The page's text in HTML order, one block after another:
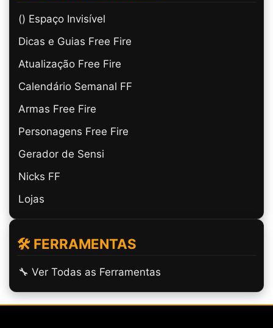
(ㅤ) Espaço Invisível
Dicas e Guias Free Fire
Atualização Free Fire
Calendário Semanal FF
Armas Free Fire
Personagens Free Fire
Gerador de Sensi
Nicks FF
Lojas
🛠️ FERRAMENTAS
🔧 Ver Todas as Ferramentas